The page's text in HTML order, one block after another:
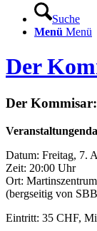
Suche
Menü Menü
Der
Der
Datum: Freitag, 7.
Zeit: 20:00 Uhr
Ort:
(bergseitig von
Eintritt: 35 CHF,